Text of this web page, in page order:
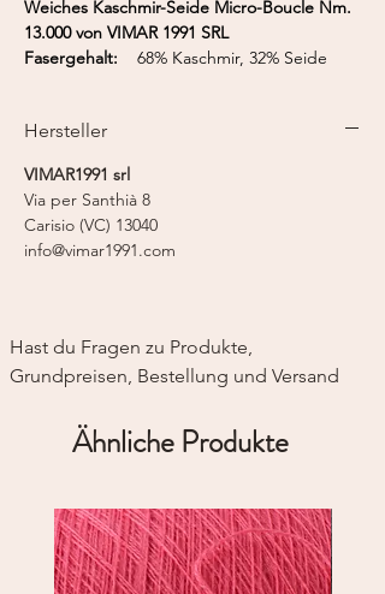
Weiches Kaschmir-Seide Micro-Boucle Nm.
13.000 von VIMAR 1991 SRL
Fasergehalt:
68% Kaschmir, 32% Seide
Hersteller
VIMAR1991 srl
Via per Santhià 8
Carisio (VC) 13040
info@vimar1991.com
Hast du Fragen zu Produkte,
Grundpreisen, Bestellung und Versand
Ähnliche Produkte